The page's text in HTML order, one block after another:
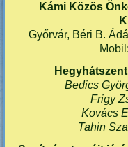
Kámi Közös
Győrvár, Béri B.
Mobil:
Bedics
Frigy
Kovács
Tahin